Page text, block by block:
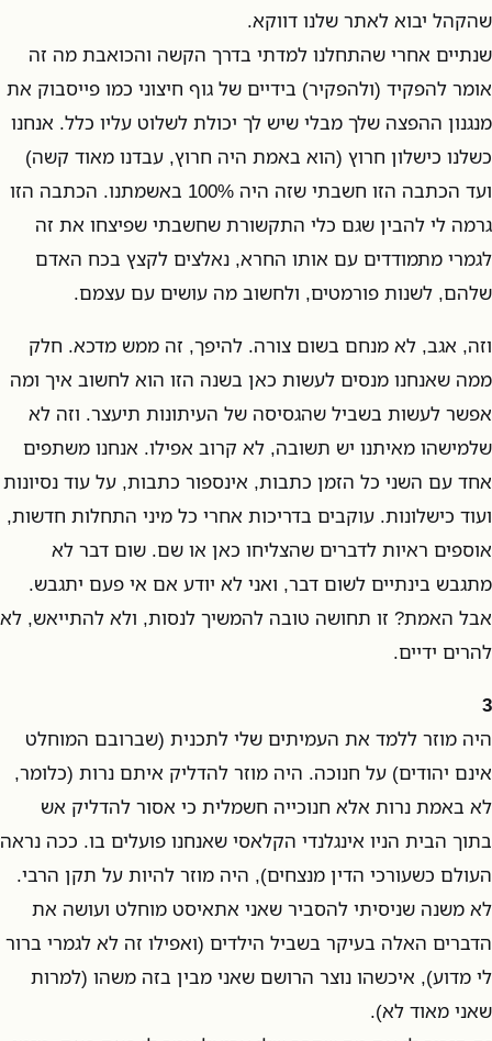
שהקהל יבוא לאתר שלנו דווקא.
שנתיים אחרי שהתחלנו למדתי בדרך הקשה והכואבת מה זה
אומר להפקיד (ולהפקיר) בידיים של גוף חיצוני כמו פייסבוק את
מנגנון ההפצה שלך מבלי שיש לך יכולת לשלוט עליו כלל. אנחנו
כשלנו כישלון חרוץ (הוא באמת היה חרוץ, עבדנו מאוד קשה)
ועד הכתבה הזו חשבתי שזה היה 100% באשמתנו. הכתבה הזו
גרמה לי להבין שגם כלי התקשורת שחשבתי שפיצחו את זה
לגמרי מתמודדים עם אותו החרא, נאלצים לקצץ בכח האדם
שלהם, לשנות פורמטים, ולחשוב מה עושים עם עצמם.
וזה, אגב, לא מנחם בשום צורה. להיפך, זה ממש מדכא. חלק
ממה שאנחנו מנסים לעשות כאן בשנה הזו הוא לחשוב איך ומה
אפשר לעשות בשביל שהגסיסה של העיתונות תיעצר. וזה לא
שלמישהו מאיתנו יש תשובה, לא קרוב אפילו. אנחנו משתפים
אחד עם השני כל הזמן כתבות, אינספור כתבות, על עוד נסיונות
ועוד כישלונות. עוקבים בדריכות אחרי כל מיני התחלות חדשות,
אוספים ראיות לדברים שהצליחו כאן או שם. שום דבר לא
מתגבש בינתיים לשום דבר, ואני לא יודע אם אי פעם יתגבש.
אבל האמת? זו תחושה טובה להמשיך לנסות, ולא להתייאש, לא
להרים ידיים.
3
היה מוזר ללמד את העמיתים שלי לתכנית (שברובם המוחלט
אינם יהודים) על חנוכה. היה מוזר להדליק איתם נרות (כלומר,
לא באמת נרות אלא חנוכייה חשמלית כי אסור להדליק אש
בתוך הבית הניו אינגלנדי הקלאסי שאנחנו פועלים בו. ככה נראה
העולם כשעורכי הדין מנצחים), היה מוזר להיות על תקן הרבי.
לא משנה שניסיתי להסביר שאני אתאיסט מוחלט ועושה את
הדברים האלה בעיקר בשביל הילדים (ואפילו זה לא לגמרי ברור
לי מדוע), איכשהו נוצר הרושם שאני מבין בזה משהו (למרות
שאני מאוד לא).